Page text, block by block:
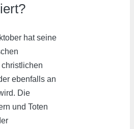
hat seine
ebenfalls an
Die
und Toten